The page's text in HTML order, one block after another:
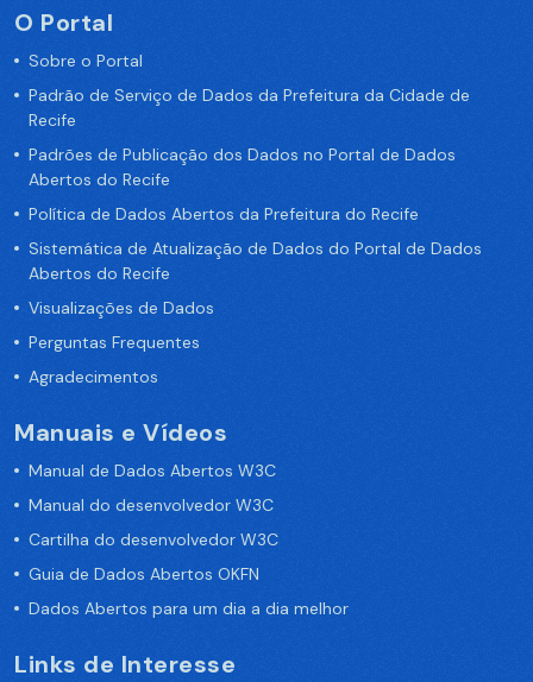
O Portal
Sobre o Portal
Padrão de Serviço de Dados da Prefeitura da Cidade de
Recife
Padrões de Publicação dos Dados no Portal de Dados
Abertos do Recife
Política de Dados Abertos da Prefeitura do Recife
Sistemática de Atualização de Dados do Portal de Dados
Abertos do Recife
Visualizações de Dados
Perguntas Frequentes
Agradecimentos
Manuais e Vídeos
Manual de Dados Abertos W3C
Manual do desenvolvedor W3C
Cartilha do desenvolvedor W3C
Guia de Dados Abertos OKFN
Dados Abertos para um dia a dia melhor
Links de Interesse